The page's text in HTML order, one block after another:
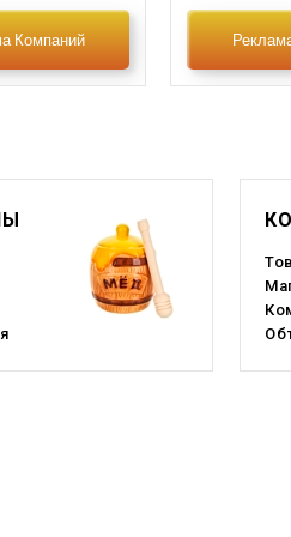
область
область
область
Татарстан
край
Компаний